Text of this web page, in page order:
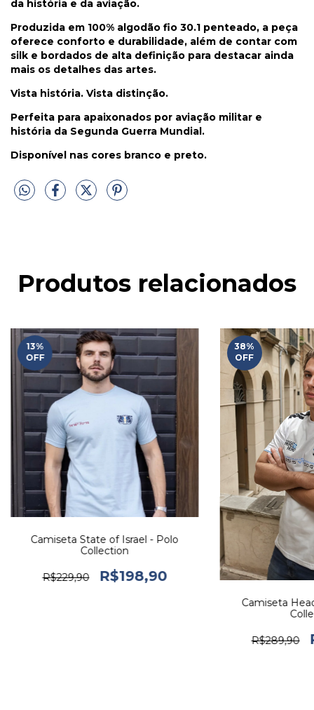
da história e da aviação.
Produzida em 100% algodão fio 30.1 penteado, a peça
oferece conforto e durabilidade, além de contar com
silk e bordados de alta definição para destacar ainda
mais os detalhes das artes.
Vista história. Vista distinção.
Perfeita para apaixonados por aviação militar e
história da Segunda Guerra Mundial.
Disponível nas cores branco e preto.
Produtos relacionados
13%
OFF
Camiseta State of Israel - Polo
Collection
R$229,90 R$198,90
38%
OFF
Camiseta
R$289,90